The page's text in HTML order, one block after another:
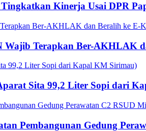
Kinerja Usai DPR
Wajib Terapkan Ber-AKHLAK
Sita 99,2 Liter Sopi dari
Pembangunan Gedung